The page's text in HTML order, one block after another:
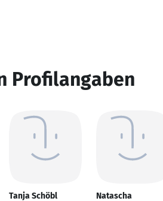
Profilangaben
Tanja Schöbl
Natascha